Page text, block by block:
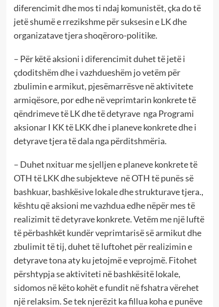
diferencimit dhe mos ti ndaj komunistët, çka do të
jetë shumë e rrezikshme për suksesin e LK dhe
organizatave tjera shoqëroro-politike.
– Për këtë aksioni i diferencimit duhet të jetë i
çdoditshëm dhe i vazhdueshëm jo vetëm për
zbulimin e armikut, pjesëmarrësve në aktivitete
armiqësore, por edhe në veprimtarin konkrete të
qëndrimeve të LK dhe të detyrave nga Programi
aksionar I KK të LKK dhe i planeve konkrete dhe i
detyrave tjera të dala nga përditshmëria.
– Duhet nxituar me sjelljen e planeve konkrete të
OTH të LKK dhe subjekteve në OTH të punës së
bashkuar, bashkësive lokale dhe strukturave tjera.,
kështu që aksioni me vazhdua edhe nëpër mes të
realizimit të detyrave konkrete. Vetëm me një luftë
të përbashkët kundër veprimtarisë së armikut dhe
zbulimit të tij, duhet të luftohet për realizimin e
detyrave tona aty ku jetojmë e veprojmë. Fitohet
përshtypja se aktiviteti në bashkësitë lokale,
sidomos në këto kohët e fundit në fshatra vërehet
një relaksim. Se tek njerëzit ka fillua koha e punëve